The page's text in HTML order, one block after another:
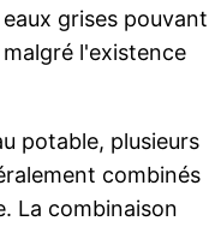
grises pouvant
l'existence
potable, plusieurs
combinés
La combinaison